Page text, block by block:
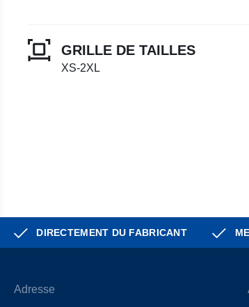
GRILLE DE TAILLES
XS-2XL
DIRECTEMENT DU FABRICANT
Adresse